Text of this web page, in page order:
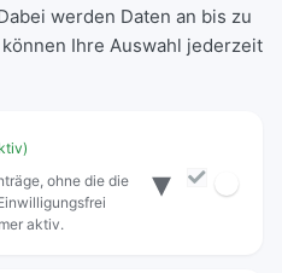
werden Daten an bis zu
Ihre Auswahl jederzeit
ohne die die
aktiv.
▾